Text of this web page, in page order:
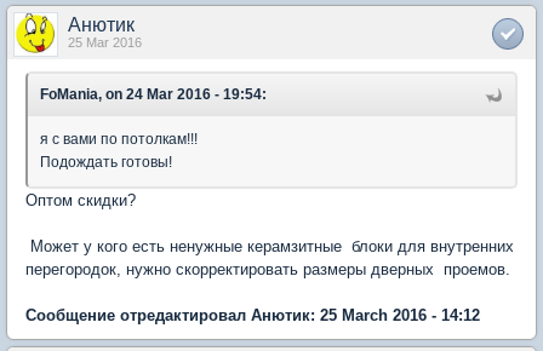
Анютик
25 Mar 2016
FoMania, on 24 Mar 2016 - 19:54:
я с вами по потолкам!!!
Подождать готовы!
Оптом скидки?
Может у кого есть ненужные керамзитные блоки для внутренних
перегородок, нужно скорректировать размеры дверных проемов.
Сообщение отредактировал Анютик: 25 March 2016 - 14:12